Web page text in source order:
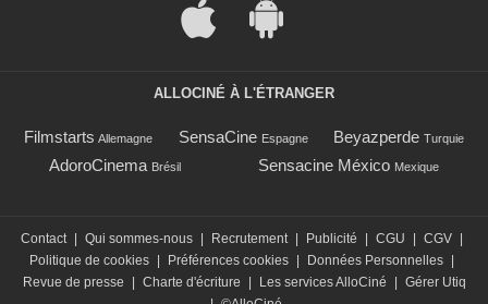
ALLOCINÉ À L'ÉTRANGER
Filmstarts Allemagne SensaCine Espagne Beyazperde Turquie
AdoroCinema Brésil Sensacine México Mexique
Contact Qui sommes-nous Recrutement Publicité CGU CGV
Politique de cookies
Préférences cookies Données Personnelles
Revue de presse
Charte d'écriture Les services AlloCiné
Gérer Utiq